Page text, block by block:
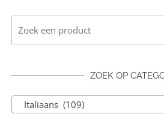
ZOEK OP
Italiaans (109)